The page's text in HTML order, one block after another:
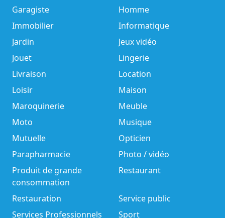
Garagiste
Homme
Immobilier
Informatique
Jardin
Jeux vidéo
Jouet
Lingerie
Livraison
Location
Loisir
Maison
Maroquinerie
Meuble
Moto
Musique
Mutuelle
Opticien
Parapharmacie
Photo / vidéo
Produit de grande
consommation
Restaurant
Restauration
Service public
Services Professionnels
Sport